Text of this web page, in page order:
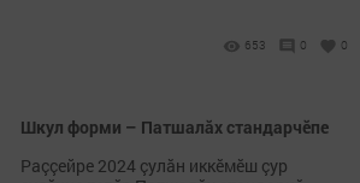
653 0 0
Шкул форми – Патшалăх стандарчӗпе
Раççейре 2024 çулăн иккӗмӗш çур